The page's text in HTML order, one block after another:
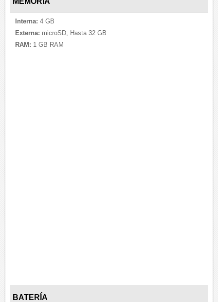
Interna: 4 GB
Externa: microSD, Hasta 32 GB
RAM: 1 GB RAM
BATERÍA